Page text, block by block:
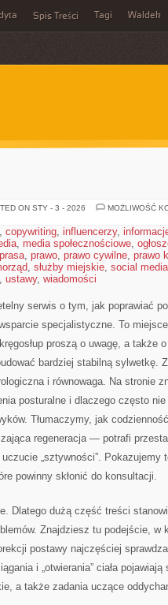
Spis Treści Tagi Waldek
ON STY - 3 - 2026
MOŻLIWOŚĆ
, copywriting, influencerzy,
, media społecznościowe,
prasa, prawo, prawo cywilne, prawo
, służby miejskie, social media
, ustawy, wiadomości
serwis o tym, jak poprawiać
specjalistyczne. To
proszą o uwagę, a także
bardziej stabilną sylwetkę.
i równowaga. Na stronie
posturalne i dlaczego często nie
Tłumaczymy, jak
regeneracja — potrafi
„sztywności”. Pokazujemy
powinny skłonić do konsultacji.
Dlatego dużą część treści
Znajdziesz tu podejście, w
postawy najczęściej
i „otwierania” ciała
a także zadania uczące